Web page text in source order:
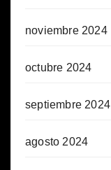
noviembre 2024
octubre 2024
septiembre 2024
agosto 2024